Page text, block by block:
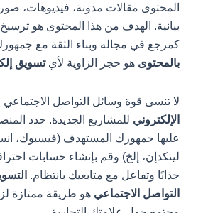
المحتوى مقالات مدونة، فيديوهات،
بيانية. الهدف من هذا المحتوى هو
كمرجع في مجاله وبناء الثقة مع جمهورك.
بالمحتوىهو حجر الزاوية لأيتسويق
لا تنسى قوة وسائل التواصل الاجتماعي
الإلكترونيللمشاريع الجديدة. حدد المنصات
عليها جمهورك المستهدف (فيسبوك،
لينكدإن، إلخ) وقم بإنشاء حسابات
جذابًا وتفاعل مع متابعيك بانتظام.
التواصل الاجتماعيهو طريقة ممتازة